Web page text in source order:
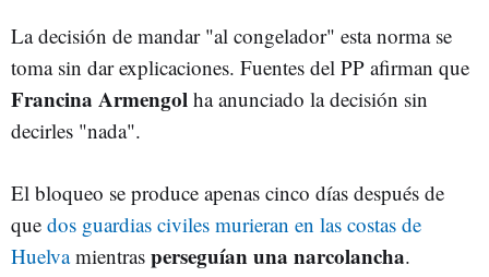
La decisión de mandar "al congelador" esta norma se
toma sin dar explicaciones. Fuentes del PP afirman que
Francina Armengol ha anunciado la decisión sin
decirles "nada".
El bloqueo se produce apenas cinco días después de
que dos guardias civiles murieran en las costas de
Huelvamientras perseguían una narcolancha.